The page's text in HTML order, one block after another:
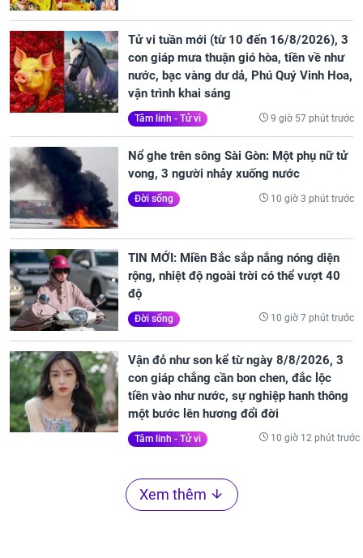
Tử vi tuần mới (từ 10 đến 16/8/2026), 3
con giáp mưa thuận gió hòa, tiền về như
nước, bạc vàng dư dả, Phú Quý Vinh Hoa,
vận trình khai sáng
Tâm linh - Tử vi 9 giờ 57 phút trước
Nổ ghe trên sông Sài Gòn: Một phụ nữ tử
vong, 3 người nhảy xuống nước
Đời sống 10 giờ 3 phút trước
TIN MỚI: Miền Bắc sắp nắng nóng diện
rộng, nhiệt độ ngoài trời có thể vượt 40
độ
Đời sống 10 giờ 7 phút trước
Vận đỏ như son kể từ ngày 8/8/2026, 3
con giáp chẳng cần bon chen, đắc lộc
tiền vào như nước, sự nghiệp hanh thông
một bước lên hương đổi đời
Tâm linh - Tử vi 10 giờ 12 phút trước
Xem thêm